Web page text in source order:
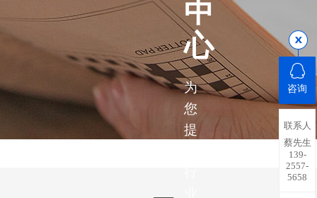
中
心
为
您
提
咨询
联系人
蔡先生
139-
2557-
5658